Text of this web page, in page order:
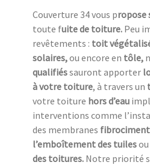
Couverture 34 vous propose
toute fuite de toiture. Peu
revêtements : toit
solaires,ou encore en tôle,
qualifiéssauront apporter
à votre toiture, à travers un
votre toiture hors d’eau
interventions comme
des membranes
l’emboîtement des tuiles
des toitures. Notre priorité